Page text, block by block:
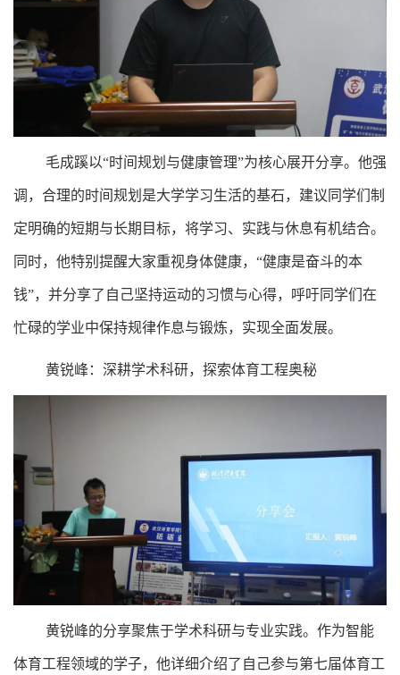
毛成蹊以“时间规划与健康管理”为核心展开分享。他强
调，合理的时间规划是大学学习生活的基石，建议同学们制
定明确的短期与长期目标，将学习、实践与休息有机结合。
同时，他特别提醒大家重视身体健康，“健康是奋斗的本
钱”，并分享了自己坚持运动的习惯与心得，呼吁同学们在
忙碌的学业中保持规律作息与锻炼，实现全面发展。
黄锐峰：深耕学术科研，探索体育工程奥秘
黄锐峰的分享聚焦于学术科研与专业实践。作为智能
体育工程领域的学子，他详细介绍了自己参与第七届体育工